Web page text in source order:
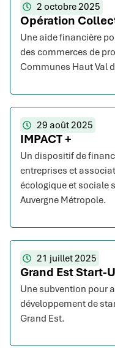
2 octobre 2025
Opération
Une aide financière
des commerces de
Communes Haut Val
29 août 2025
IMPACT +
Un dispositif de
entreprises et
écologique et sociale
Auvergne Métropole.
21 juillet 2025
Grand Est Start-
Une subvention pour
développement de
Grand Est.